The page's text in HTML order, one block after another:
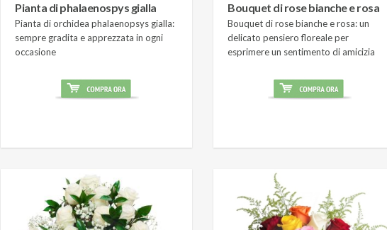
Pianta di phalaenospys gialla
Pianta di orchidea phalaenopsys gialla:
sempre gradita e apprezzata in ogni
occasione
Bouquet di rose bianche e rosa
Bouquet di rose bianche e rosa: un
delicato pensiero floreale per
esprimere un sentimento di amicizia